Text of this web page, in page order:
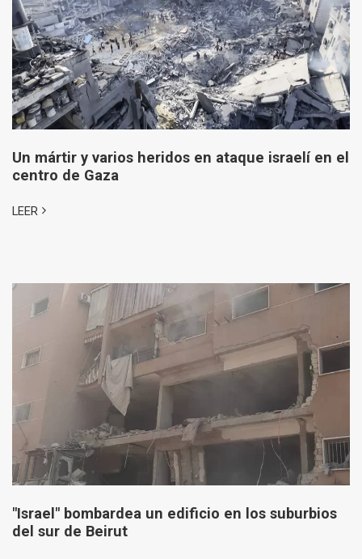
Un mártir y varios heridos en ataque israelí en el
centro de Gaza
LEER
"Israel" bombardea un edificio en los suburbios
del sur de Beirut